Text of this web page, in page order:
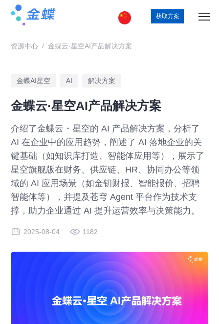
获取方案
资源中心 / 金蝶云·星空AI产品解决方案
金蝶AI星空 AI 解决方案
金蝶云·星空AI产品解决方案
介绍了金蝶云・星空的 AI 产品解决方案，分析了
AI 在企业中的应用趋势，阐述了 AI 落地企业的关
键基础（如知识库打造、智能体应用等），展示了
星空旗舰版在财务、供应链、HR、协同办公等领
域的 AI 应用场景（如金钥财报、智能报价、招聘
智能体等），并提及苍穹 Agent 平台作为技术支
撑，助力企业通过 AI 提升运营效率与决策能力。
2025-08-04 1182